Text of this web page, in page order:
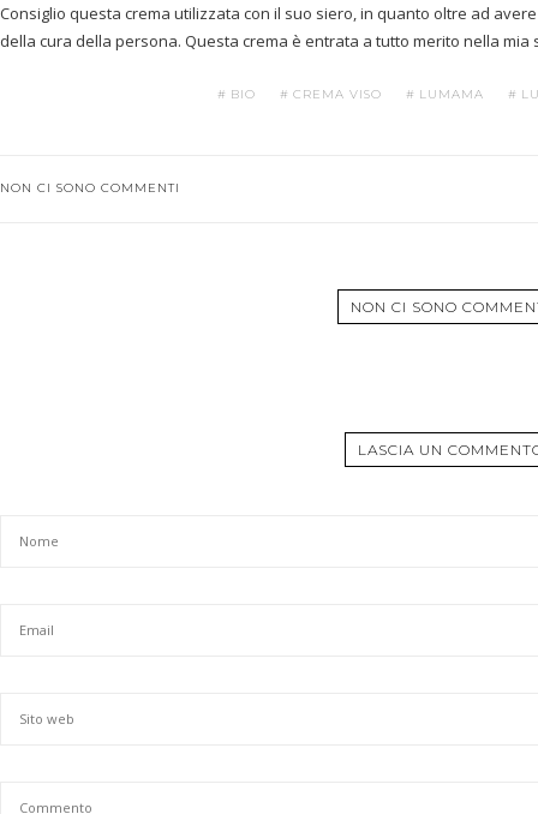
Consiglio questa crema utilizzata con il suo siero, in quanto oltre ad
della cura della persona. Questa crema è entrata a tutto merito nella mia
BIO CREMA VISO LUMAMA
NON CI SONO COMMENTI
NON CI SONO
LASCIA UN